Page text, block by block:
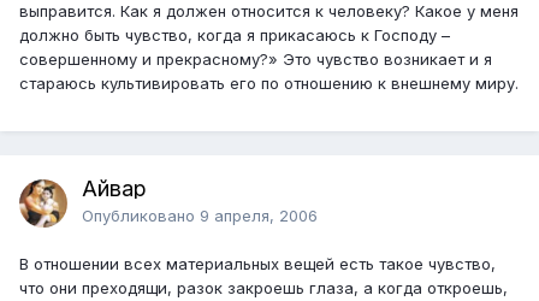
выправится. Как я должен относится к человеку? Какое у меня
должно быть чувство, когда я прикасаюсь к Господу –
совершенному и прекрасному?» Это чувство возникает и я
стараюсь культивировать его по отношению к внешнему миру.
Айвар
Опубликовано 9 апреля, 2006
В отношении всех материальных вещей есть такое чувство,
что они преходящи, разок закроешь глаза, а когда откроешь,